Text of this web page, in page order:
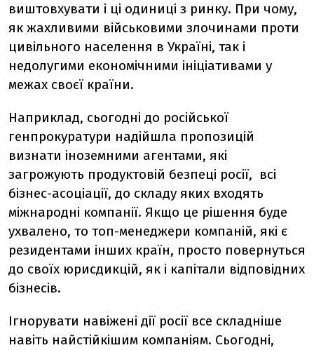
виштовхувати і ці одиниці з ринку. При чому,
як жахливими військовими злочинами проти
цивільного населення в Україні, так і
недолугими економічними ініціативами у
межах своєї країни.
Наприклад, сьогодні до російської
генпрокуратури надійшла пропозицій
визнати іноземними агентами, які
загрожують продуктовій безпеці росії, всі
бізнес-асоціації, до складу яких входять
міжнародні компанії. Якщо це рішення буде
ухвалено, то топ-менеджери компаній, які є
резидентами інших країн, просто повернуться
до своїх юрисдикцій, як і капітали відповідних
бізнесів.
Ігнорувати навіжені дії росії все складніше
навіть найстійкішим компаніям. Сьогодні,